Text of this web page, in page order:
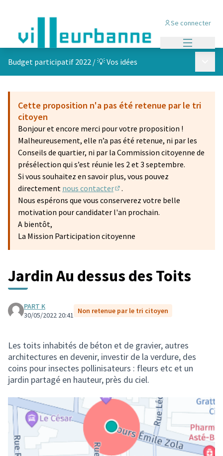
Se connecter
Budget participatif 2022 /💡 Vos idées
Cette proposition n'a pas été retenue par le tri
citoyen
Bonjour et encore merci pour votre proposition !
Malheureusement, elle n’a pas été retenue, ni par les
Conseils de quartier, ni par la Commission citoyenne de
présélection qui s’est réunie les 2 et 3 septembre.
Si vous souhaitez en savoir plus, vous pouvez
directement nous contacter
(S'ouvre dans un nouvel onglet)
.
Nous espérons que vous conserverez votre belle
motivation pour candidater l'an prochain.
A bientôt,
La Mission Participation citoyenne
Jardin Au dessus des Toits
PART K
30/05/2022 20:41 Non retenue par le tri citoyen
Les toits inhabités de béton et de gravier, autres
architectures en devenir, investir de la verdure, des
coins pour insectes pollinisateurs : fleurs etc et un
jardin partagé en hauteur, près du ciel.